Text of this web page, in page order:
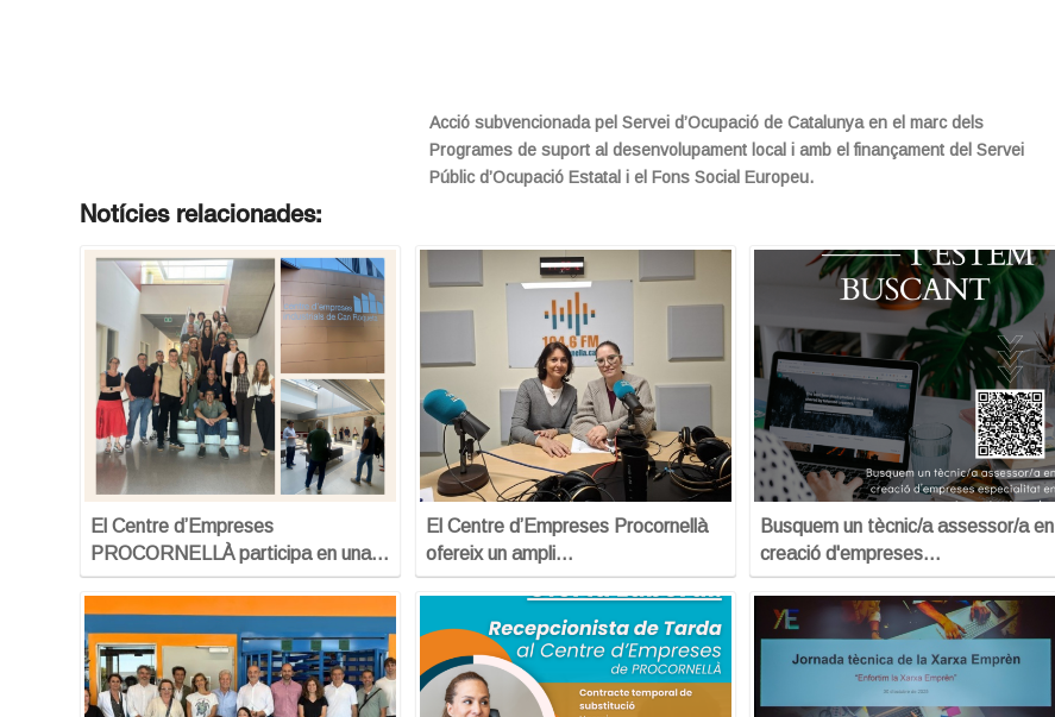
Acció subvencionada pel Servei d’Ocupació de Catalunya en el marc dels
Programes de suport al desenvolupament local i amb el finançament del Servei
Públic d’Ocupació Estatal i el Fons Social Europeu.
Notícies relacionades:
El Centre d’Empreses
PROCORNELLÀ participa en una…
El Centre d’Empreses Procornellà
ofereix un ampli…
Busquem un tècnic/a assessor/a en
creació d'empreses…